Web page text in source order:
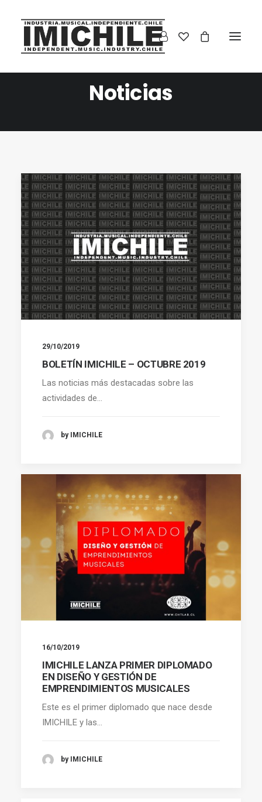
Noticias
29/10/2019
BOLETÍN IMICHILE – OCTUBRE 2019
Las noticias más destacadas sobre las
actividades de…
by IMICHILE
16/10/2019
IMICHILE LANZA PRIMER DIPLOMADO
EN DISEÑO Y GESTIÓN DE
EMPRENDIMIENTOS MUSICALES
Este es el primer diplomado que nace desde
IMICHILE y las…
by IMICHILE